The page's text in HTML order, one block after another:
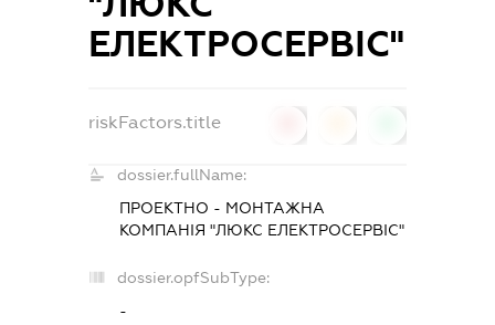
ЕЛЕКТРОСЕРВІС"
riskFactors.title
dossier.fullName:
ПРОЕКТНО - МОНТАЖНА
КОМПАНІЯ "ЛЮКС ЕЛЕКТРОСЕРВІС"
dossier.opfSubType:
-